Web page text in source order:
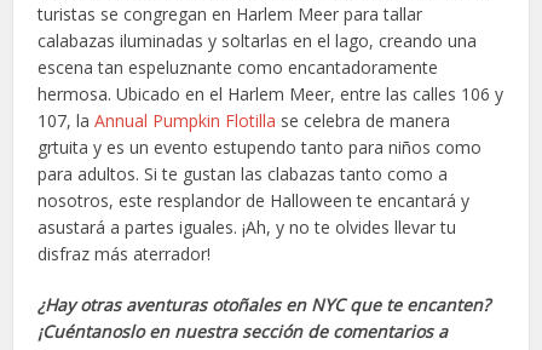
turistas se congregan en Harlem Meer para tallar
calabazas iluminadas y soltarlas en el lago, creando una
escena tan espeluznante como encantadoramente
hermosa. Ubicado en el Harlem Meer, entre las calles 106 y
107, laAnnual Pumpkin Flotilla se celebra de manera
grtuita y es un evento estupendo tanto para niños como
para adultos. Si te gustan las clabazas tanto como a
nosotros, este resplandor de Halloween te encantará y
asustará a partes iguales. ¡Ah, y no te olvides llevar tu
disfraz más aterrador!
¿Hay otras aventuras otoñales en NYC que te encanten?
¡Cuéntanoslo en nuestra sección de comentarios a